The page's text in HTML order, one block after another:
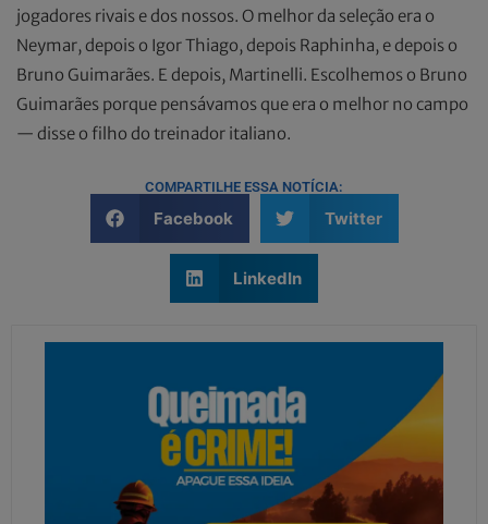
jogadores rivais e dos nossos. O melhor da seleção era o
Neymar, depois o Igor Thiago, depois Raphinha, e depois o
Bruno Guimarães. E depois, Martinelli. Escolhemos o Bruno
Guimarães porque pensávamos que era o melhor no campo
— disse o filho do treinador italiano.
COMPARTILHE ESSA NOTÍCIA:
Facebook Twitter
LinkedIn